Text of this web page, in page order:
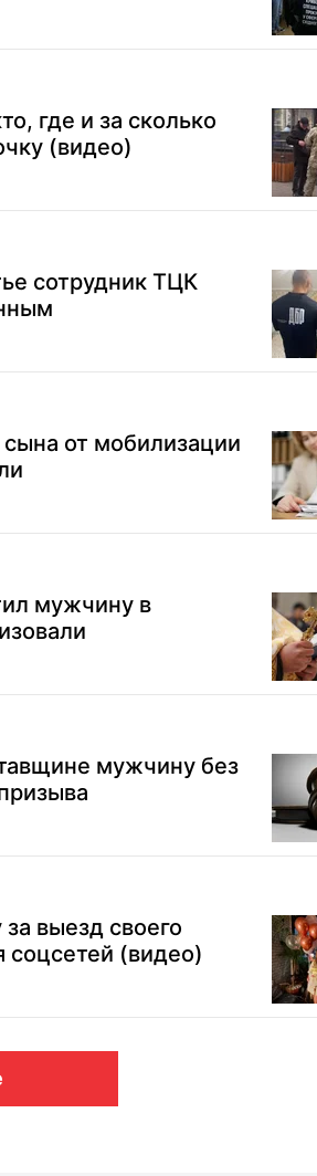
где и за сколько
(видео)
сотрудник ТЦК
от мобилизации
мужчину в
мужчину без
выезд своего
соцсетей (видео)